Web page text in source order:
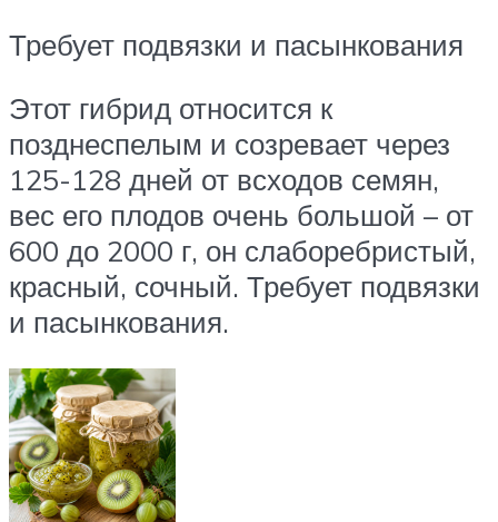
Требует подвязки и пасынкования
Этот гибрид относится к
позднеспелым и созревает через
125-128 дней от всходов семян,
вес его плодов очень большой – от
600 до 2000 г, он слаборебристый,
красный, сочный. Требует подвязки
и пасынкования.